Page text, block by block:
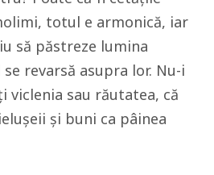
totul e armonică, iar
să păstreze lumina
revarsă asupra lor. Nu-i
viclenia sau răutatea, că
şi buni ca pâinea